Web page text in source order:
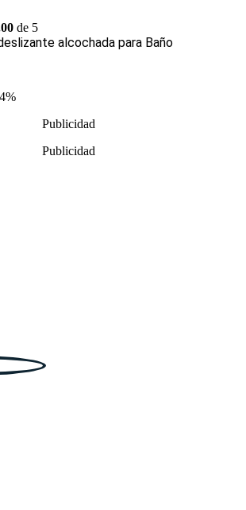
de 5
alcochada para Baño
Publicidad
Publicidad